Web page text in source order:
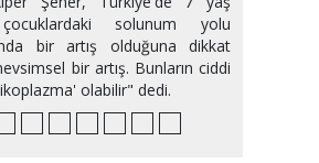
solunum yolu
bir artış olduğuna dikkat
bir artış. Bunların ciddi
olabilir" dedi.